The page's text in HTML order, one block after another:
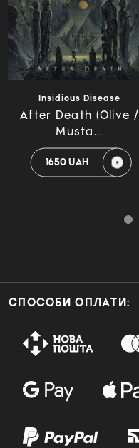
Insidious Disease
After Death (Olive /
Musta...
1650 UAH
СПОСОБИ ОПЛАТИ: